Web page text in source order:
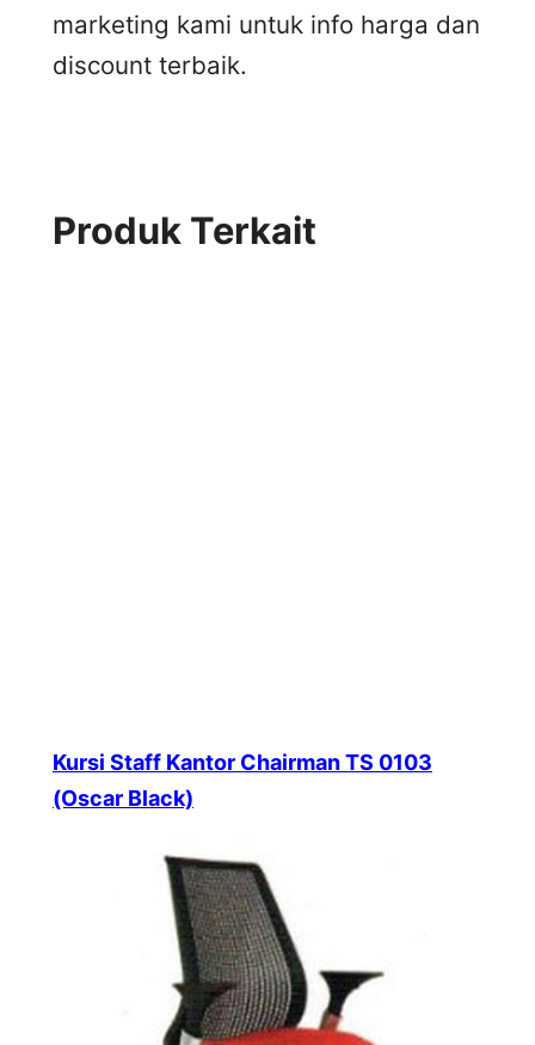
marketing kami untuk info harga dan
discount terbaik.
Produk Terkait
Kursi Staff Kantor Chairman TS 0103
(Oscar Black)